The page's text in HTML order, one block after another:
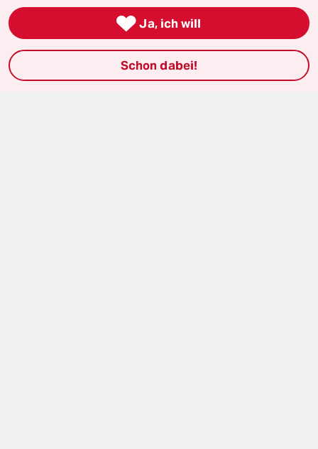
Mehr taz Angebote
 Ja, ich will
Schon dabei!